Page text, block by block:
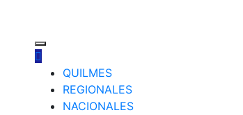
QUILMES
REGIONALES
NACIONALES